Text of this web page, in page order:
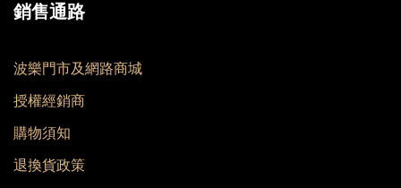
銷售通路
波樂門市及網路商城
授權經銷商
購物須知
退換貨政策